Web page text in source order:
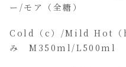
ー/モア（全糖）
Cold（c）/Mild Hot（h
み M350ml/L500ml